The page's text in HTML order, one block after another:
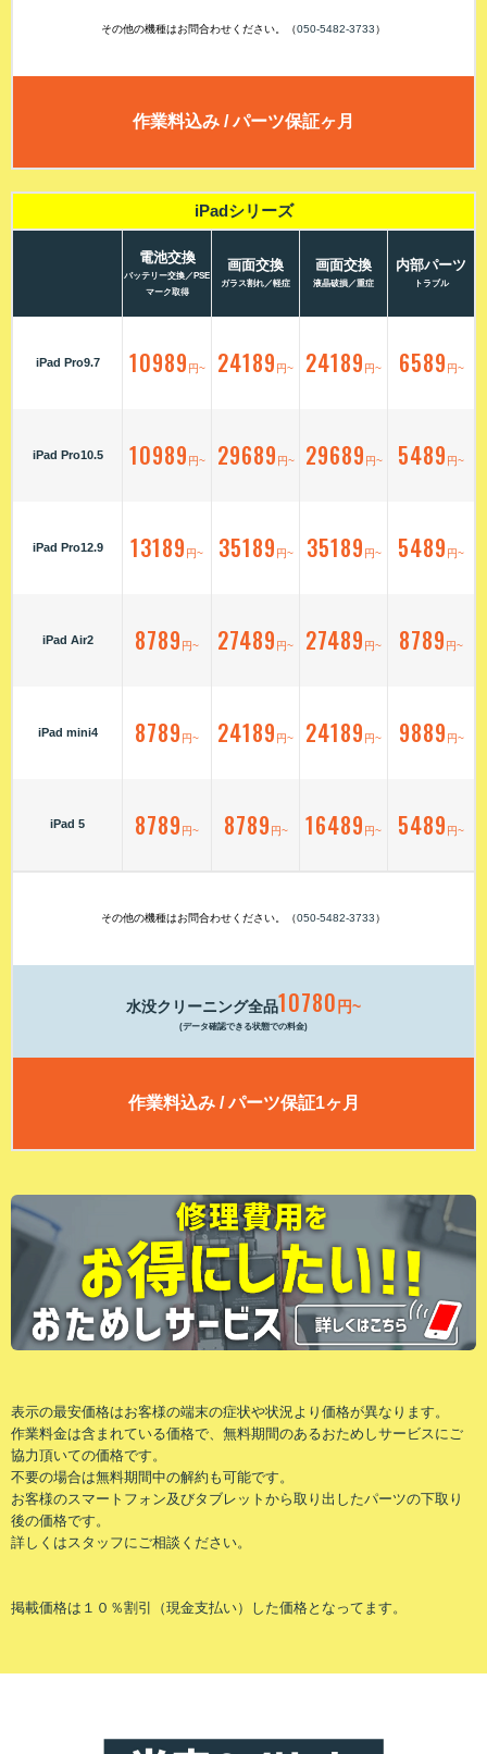
その他の機種はお問合わせください。（050-5482-3733）
作業料込み / パーツ保証ヶ月
iPadシリーズ
iPad Pro9.7
iPad Pro10.5
iPad Pro12.9
iPad Air2
iPad mini4
iPad 5
電池交換
バッテリー交換／PSE
マーク取得
画面交換
ガラス割れ／軽症
画面交換
液晶破損／重症
内部パーツ
トラブル
10989 円~ 24189 円~ 24189 円~ 6589 円~
10989 円~ 29689 円~ 29689 円~ 5489 円~
13189 円~ 35189 円~ 35189 円~ 5489 円~
8789 円~ 27489 円~ 27489 円~ 8789 円~
8789 円~ 24189 円~ 24189 円~ 9889 円~
8789 円~ 8789 円~ 16489 円~ 5489 円~
その他の機種はお問合わせください。（050-5482-3733）
水没クリーニング全品10780 円~
(データ確認できる状態での料金)
作業料込み / パーツ保証1ヶ月
表⽰の最安価格はお客様の端末の症状や状況より価格が異なります。
作業料⾦は含まれている価格で、無料期間のあるおためしサービスにご
協⼒頂いての価格です。
不要の場合は無料期間中の解約も可能です。
お客様のスマートフォン及びタブレットから取り出したパーツの下取り
後の価格です。
詳しくはスタッフにご相談ください。
掲載価格は１０％割引（現金支払い）した価格となってます。